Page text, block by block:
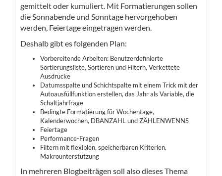
gemittelt oder kumuliert. Mit Formatierungen sollen
die Sonnabende und Sonntage hervorgehoben
werden, Feiertage eingetragen werden.
Deshalb gibt es folgenden Plan:
Vorbereitende Arbeiten: Benutzerdefinierte
Sortierungsliste, Sortieren und Filtern, Verkettete
Ausdrücke
Datumsspalte und Schichtspalte mit einem Trick mit der
Autoausfüllfunktion erstellen, das Jahr als Variable, die
Schaltjahrfrage
Bedingte Formatierung für Wochentage,
Kalenderwochen, DBANZAHL und ZÄHLENWENNS
Feiertage
Performance-Fragen
Filtern mit flexiblen, speicherbaren Kriterien,
Makrounterstützung
In mehreren Blogbeiträgen soll also dieses Thema